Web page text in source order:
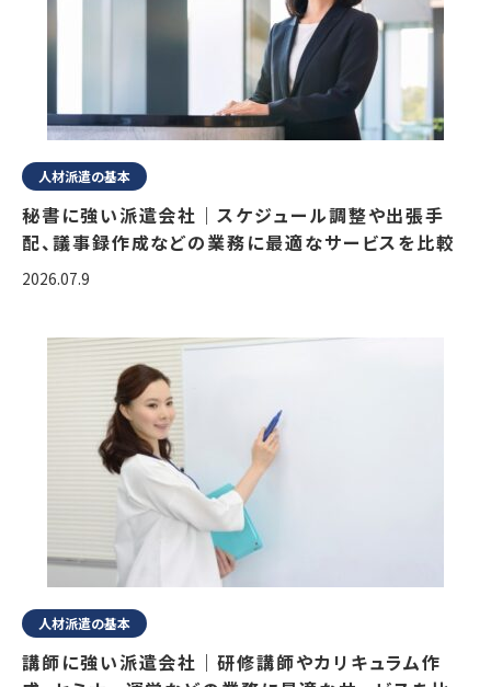
人材派遣の基本
秘書に強い派遣会社｜スケジュール調整や出張手
配、議事録作成などの業務に最適なサービスを比較
2026.07.9
人材派遣の基本
講師に強い派遣会社｜研修講師やカリキュラム作